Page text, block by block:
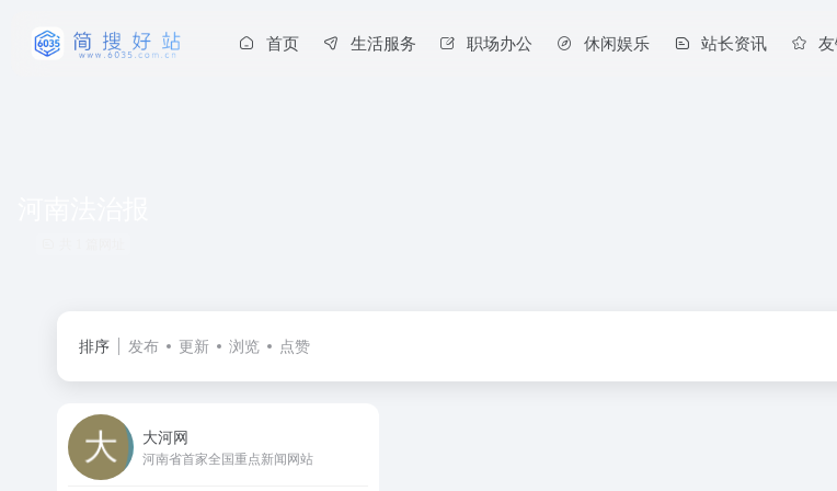
首页 生活服务 职场办公 休闲娱乐 站长资讯
排序 发布 更新 浏览 点赞
大河网
河南省首家全国重点新闻网站